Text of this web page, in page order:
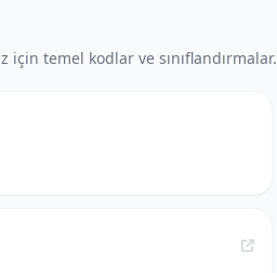
için temel kodlar ve sınıflandırmalar.